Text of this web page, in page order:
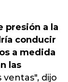
presión a la
conducir
a medida
las
dijo